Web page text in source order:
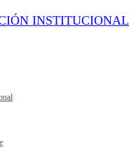
INSTITUCIONAL